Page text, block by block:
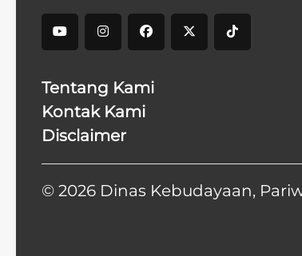
Tentang Kami
Kontak Kami
Disclaimer
© 2026 Dinas Kebudayaan,